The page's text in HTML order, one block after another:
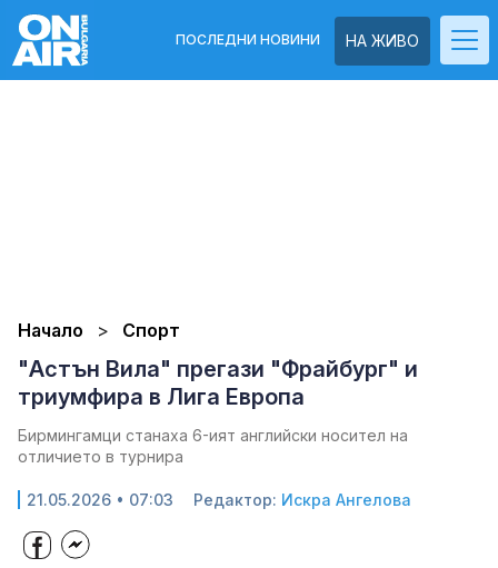
НА ЖИВО
ПОСЛЕДНИ НОВИНИ
Начало Спорт
"Астън Вила" прегази "Фрайбург" и
триумфира в Лига Европа
Бирмингамци станаха 6-ият английски носител на
отличието в турнира
21.05.2026 • 07:03 Редактор: Искра Ангелова